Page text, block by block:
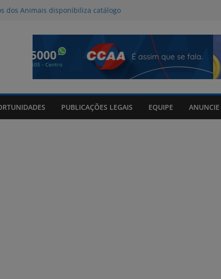
dos Animais disponibiliza catálogo
Tributo a Raul Seixas no Praça
mateada e shows no Praça Shopping
06/08/2026
PUBLICAÇÕES LEGAIS EQUIPE ANUNCIE